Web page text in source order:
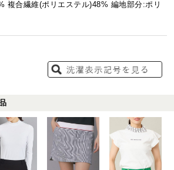
複合繊維(ポリエステル)48% 編地部分:ポリ